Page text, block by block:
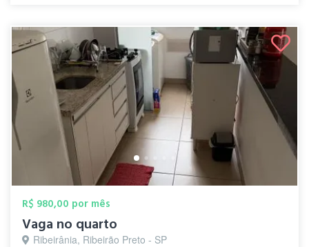
R$ 980,00 por mês
Vaga no quarto
Ribeirânia, Ribeirão Preto - SP